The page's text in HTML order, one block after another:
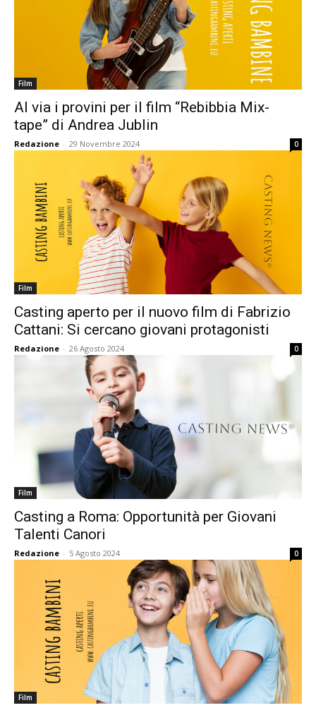
Film
Al via i provini per il film “Rebibbia Mix-
tape” di Andrea Jublin
Redazione - 29 Novembre 2024 0
Film
Casting aperto per il nuovo film di Fabrizio
Cattani: Si cercano giovani protagonisti
Redazione - 26 Agosto 2024 0
Film
Casting a Roma: Opportunità per Giovani
Talenti Canori
Redazione - 5 Agosto 2024 0
Film